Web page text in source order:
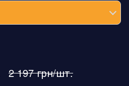
2 197 грн/шт.